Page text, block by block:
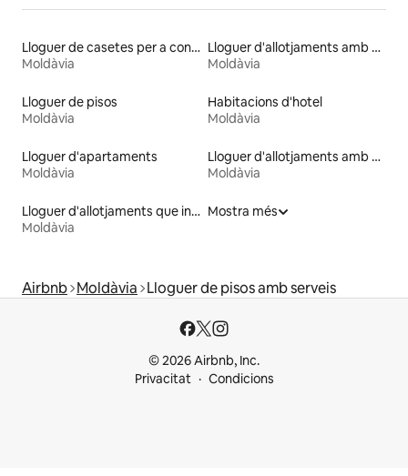
Lloguer de casetes per a convidats
Moldàvia
Lloguer d'allotjaments amb sauna
Moldàvia
Lloguer de pisos
Moldàvia
Habitacions d'hotel
Moldàvia
Lloguer d'apartaments
Moldàvia
Lloguer d'allotjaments amb piscina
Moldàvia
Lloguer d'allotjaments que inclouen esmorzar
Moldàvia
Mostra més
Airbnb Moldàvia Lloguer de pisos amb serveis
© 2026 Airbnb, Inc.
Privacitat
Condicions